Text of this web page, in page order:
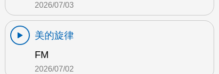
2026/07/03
美的旋律
FM
2026/07/02